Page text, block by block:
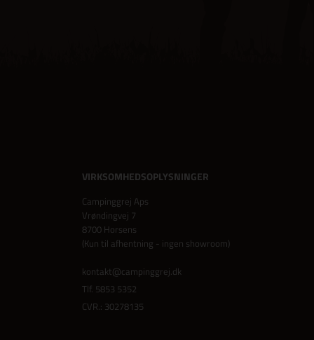
VIRKSOMHEDSOPLYSNINGER
Campinggrej Aps
Vrøndingvej 7
8700 Horsens
(Kun til afhentning - ingen showroom)
kontakt@campinggrej.dk
Tlf. 5853 5352
CVR.: 30278135